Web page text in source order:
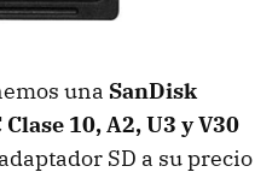
una SanDisk
10, A2, U3 y V30
SD a su precio